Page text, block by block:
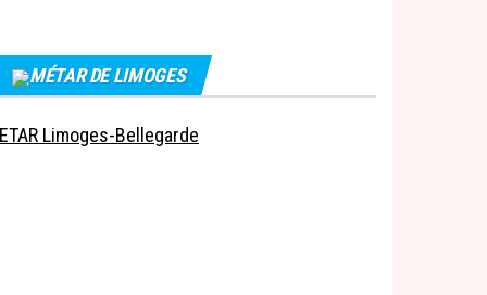
MÉTAR DE LIMOGES
Limoges-Bellegarde